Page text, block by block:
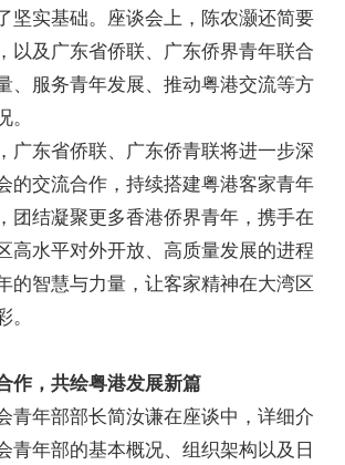
坚实基础。座谈会上，陈农灏还简要
以及广东省侨联、广东侨界青年联合
、服务青年发展、推动粤港交流等方
东省侨联、广东侨青联将进一步深
的交流合作，持续搭建粤港客家青年
团结凝聚更多香港侨界青年，携手在
高水平对外开放、高质量发展的进程
的智慧与力量，让客家精神在大湾区
作，共绘粤港发展新篇
年部部长简汝谦在座谈中，详细介
青年部的基本概况、组织架构以及日